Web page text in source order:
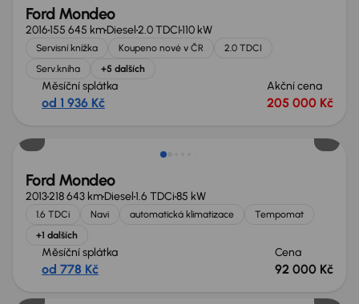
Ford Mondeo
2016155 645 kmDiesel2.0 TDCI110 kW
Servisní knížka Koupeno nové v ČR
2.0 TDCI
Serv.kniha
+5 dalších
Měsíční splátka
od 1 936 Kč
Akční cena
205 000 Kč
Ford Mondeo
2013218 643 kmDiesel1.6 TDCi85 kW
1.6 TDCi Navi automatická klimatizace
Tempomat
+1 dalších
Měsíční splátka
od 778 Kč
Cena
92 000 Kč